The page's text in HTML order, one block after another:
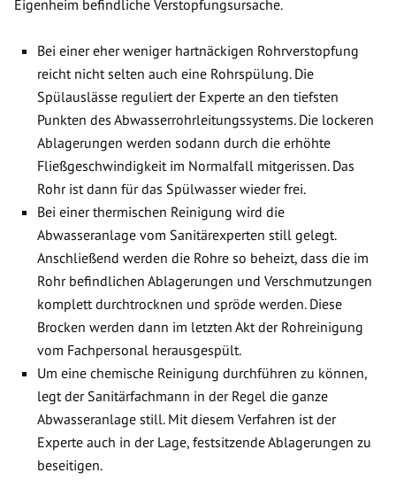
Eigenheim befindliche Verstopfungsursache.
Bei einer eher weniger hartnäckigen Rohrverstopfung
reicht nicht selten auch eine Rohrspülung. Die
Spülauslässe reguliert der Experte an den tiefsten
Punkten des Abwasserrohrleitungssystems. Die lockeren
Ablagerungen werden sodann durch die erhöhte
Fließgeschwindigkeit im Normalfall mitgerissen. Das
Rohr ist dann für das Spülwasser wieder frei.
Bei einer thermischen Reinigung wird die
Abwasseranlage vom Sanitärexperten still gelegt.
Anschließend werden die Rohre so beheizt, dass die im
Rohr befindlichen Ablagerungen und Verschmutzungen
komplett durchtrocknen und spröde werden. Diese
Brocken werden dann im letzten Akt der Rohreinigung
vom Fachpersonal herausgespült.
Um eine chemische Reinigung durchführen zu können,
legt der Sanitärfachmann in der Regel die ganze
Abwasseranlage still. Mit diesem Verfahren ist der
Experte auch in der Lage, festsitzende Ablagerungen zu
beseitigen.